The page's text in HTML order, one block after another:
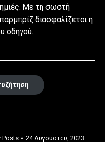
Με τη σωστή
διασφαλίζεται η
οδηγού.
Posts 24 Αυγούστου, 2023